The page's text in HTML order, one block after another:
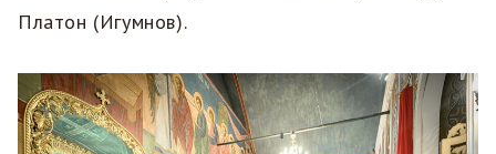
Платон (Игумнов).